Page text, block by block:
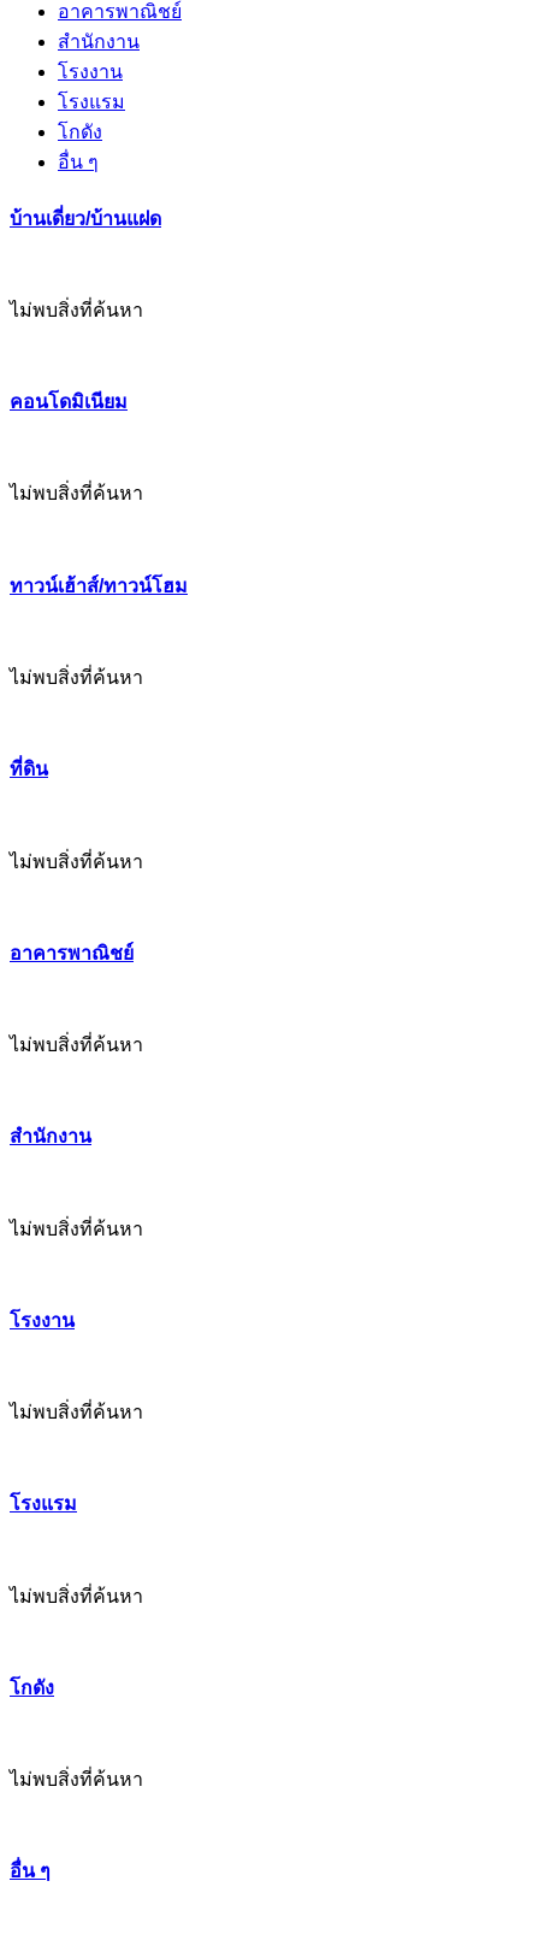
อาคารพาณิชย์
สำนักงาน
โรงงาน
โรงแรม
โกดัง
อื่น ๆ
บ้านเดี่ยว/บ้านแฝด
ไม่พบสิ่งที่ค้นหา
คอนโดมิเนียม
ไม่พบสิ่งที่ค้นหา
ทาวน์เฮ้าส์/ทาวน์โฮม
ไม่พบสิ่งที่ค้นหา
ที่ดิน
ไม่พบสิ่งที่ค้นหา
อาคารพาณิชย์
ไม่พบสิ่งที่ค้นหา
สำนักงาน
ไม่พบสิ่งที่ค้นหา
โรงงาน
ไม่พบสิ่งที่ค้นหา
โรงแรม
ไม่พบสิ่งที่ค้นหา
โกดัง
ไม่พบสิ่งที่ค้นหา
อื่น ๆ